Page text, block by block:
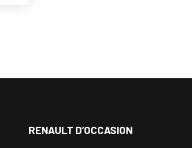
RENAULT D’OCCASION